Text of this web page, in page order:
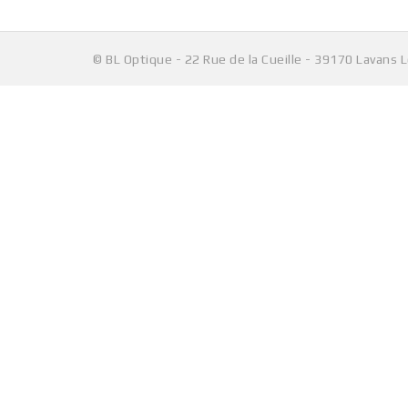
© BL Optique - 22 Rue de la Cueille - 39170